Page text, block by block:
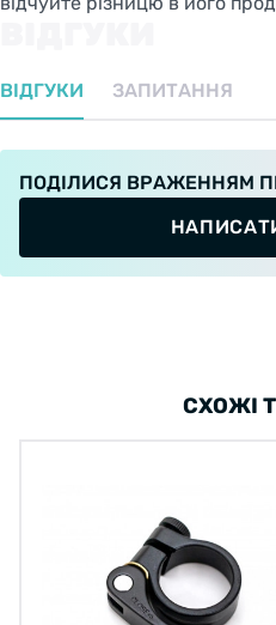
ВІДГУКИ ЗАПИТАННЯ
ПОДІЛИСЯ ВРАЖЕННЯМ
СХОЖІ